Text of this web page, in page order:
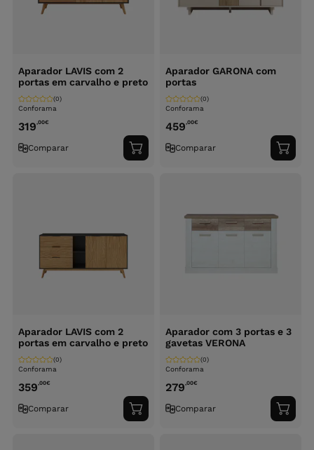
Aparador LAVIS com 2
portas em carvalho e preto
Conforama
(0)
319,00€
Comparar
Adicionar
ao
Aparador GARONA com
portas
Conforama
(0)
459,00€
Comparar
ao
Aparador LAVIS com 2
portas em carvalho e preto
Conforama
(0)
359,00€
Comparar
Adicionar
ao
Aparador com 3 portas e 3
gavetas VERONA
Conforama
(0)
279,00€
Comparar
ao